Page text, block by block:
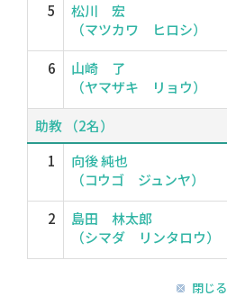
5
松川 宏
（マツカワ ヒロシ）
6
山崎 了
（ヤマザキ リョウ）
助教 （2名）
1
向後 純也
（コウゴ ジュンヤ）
2
島田 林太郎
（シマダ リンタロウ）
閉じる